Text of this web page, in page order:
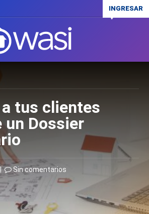
INGRESAR
tus clientes
un Dossier
| Sin comentarios